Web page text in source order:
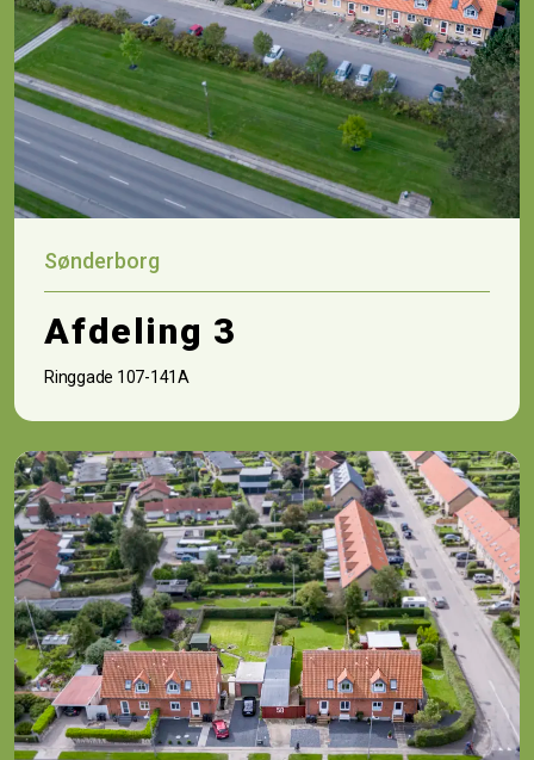
Sønderborg
Afdeling 3
Ringgade 107-141A